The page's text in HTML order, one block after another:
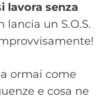
i lavora senza
un S.O.S.
ormai come
e cosa ne